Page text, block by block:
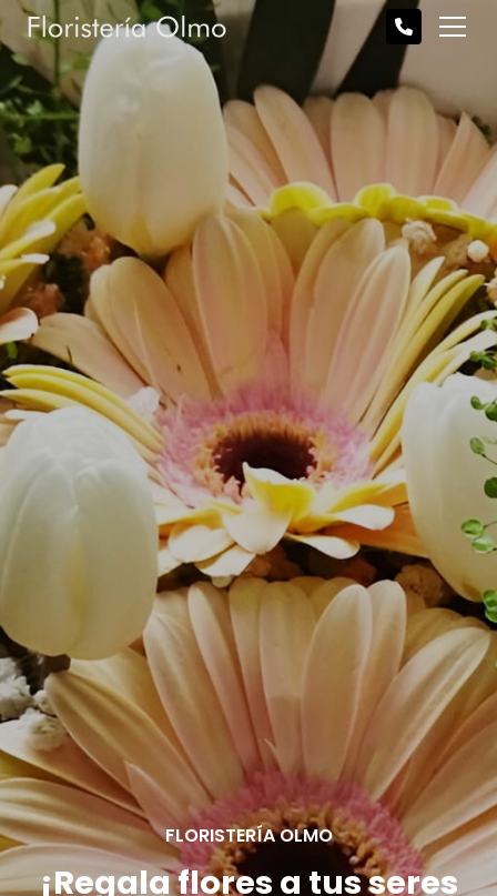
¡Regala flores a tus seres